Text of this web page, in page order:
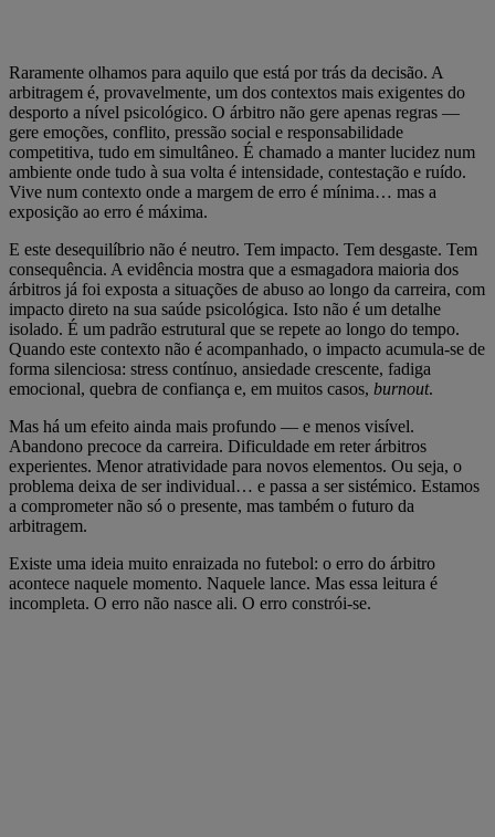
Raramente olhamos para aquilo que está por trás da decisão. A
arbitragem é, provavelmente, um dos contextos mais exigentes do
desporto a nível psicológico. O árbitro não gere apenas regras —
gere emoções, conflito, pressão social e responsabilidade
competitiva, tudo em simultâneo. É chamado a manter lucidez num
ambiente onde tudo à sua volta é intensidade, contestação e ruído.
Vive num contexto onde a margem de erro é mínima… mas a
exposição ao erro é máxima.
E este desequilíbrio não é neutro. Tem impacto. Tem desgaste. Tem
consequência. A evidência mostra que a esmagadora maioria dos
árbitros já foi exposta a situações de abuso ao longo da carreira, com
impacto direto na sua saúde psicológica. Isto não é um detalhe
isolado. É um padrão estrutural que se repete ao longo do tempo.
Quando este contexto não é acompanhado, o impacto acumula-se de
forma silenciosa: stress contínuo, ansiedade crescente, fadiga
emocional, quebra de confiança e, em muitos casos, burnout.
Mas há um efeito ainda mais profundo — e menos visível.
Abandono precoce da carreira. Dificuldade em reter árbitros
experientes. Menor atratividade para novos elementos. Ou seja, o
problema deixa de ser individual… e passa a ser sistémico. Estamos
a comprometer não só o presente, mas também o futuro da
arbitragem.
Existe uma ideia muito enraizada no futebol: o erro do árbitro
acontece naquele momento. Naquele lance. Mas essa leitura é
incompleta. O erro não nasce ali. O erro constrói-se.